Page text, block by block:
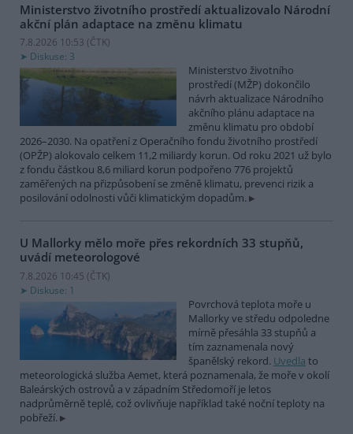
Ministerstvo životního prostředí aktualizovalo Národní
akční plán adaptace na změnu klimatu
7.8.2026 10:53 (ČTK)
Diskuse: 3
Ministerstvo životního
prostředí (MŽP) dokončilo
návrh aktualizace Národního
akčního plánu adaptace na
změnu klimatu pro období
2026–2030. Na opatření z Operačního fondu životního prostředí
(OPŽP) alokovalo celkem 11,2 miliardy korun. Od roku 2021 už bylo
z fondu částkou 8,6 miliard korun podpořeno 776 projektů
zaměřených na přizpůsobení se změně klimatu, prevenci rizik a
posilování odolnosti vůči klimatickým dopadům.
U Mallorky mělo moře přes rekordních 33 stupňů,
uvádí meteorologové
7.8.2026 10:45 (ČTK)
Diskuse: 1
Povrchová teplota moře u
Mallorky ve středu odpoledne
mírně přesáhla 33 stupňů a
tím zaznamenala nový
španělský rekord. Uvedla to
meteorologická služba Aemet, která poznamenala, že moře v okolí
Baleárských ostrovů a v západním Středomoří je letos
nadprůměrně teplé, což ovlivňuje například také noční teploty na
pobřeží.